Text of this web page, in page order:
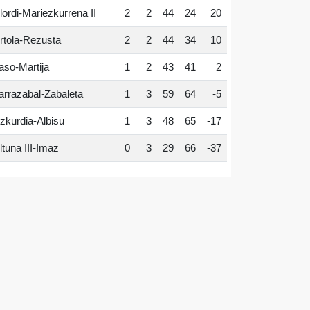
Mariezkurrena II 2 2 44 24 20
Rezusta 2 2 44 34 10
Martija 1 2 43 41 2
Zabaleta 1 3 59 64 -5
Albisu 1 3 48 65 -17
III-Imaz 0 3 29 66 -37